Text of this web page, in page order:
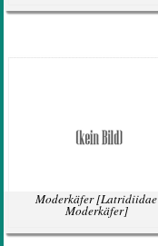
Moderkäfer[Latridiidae
Moderkäfer]